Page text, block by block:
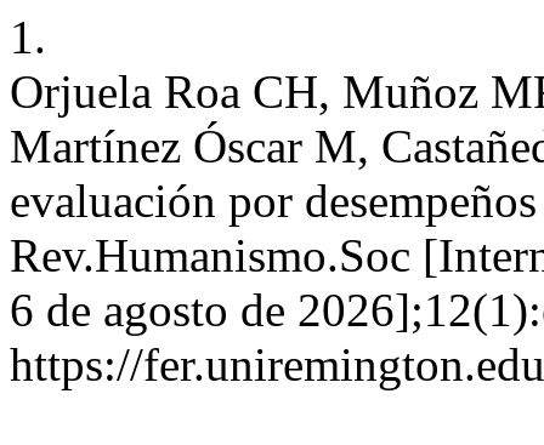
1.
Orjuela Roa CH, Muñoz
Martínez Óscar M,
evaluación por
Rev.Humanismo.Soc
6 de agosto de
https://